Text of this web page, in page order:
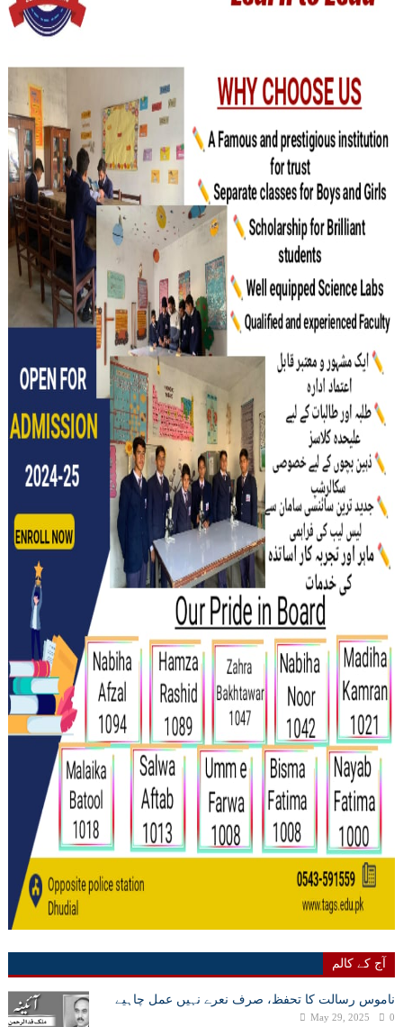
آج کے کالم
ناموس رسالت کا تحفظ، صرف نعرے نہیں عمل چاہیے
May 29, 2025 0